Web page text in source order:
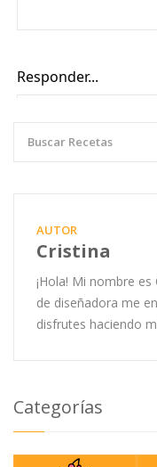
AUTOR
Cristina
¡Hola! Mi nombre
de diseñadora me
disfrutes haciendo
Categorías